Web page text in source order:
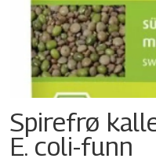
Spirefrø
E. coli-funn